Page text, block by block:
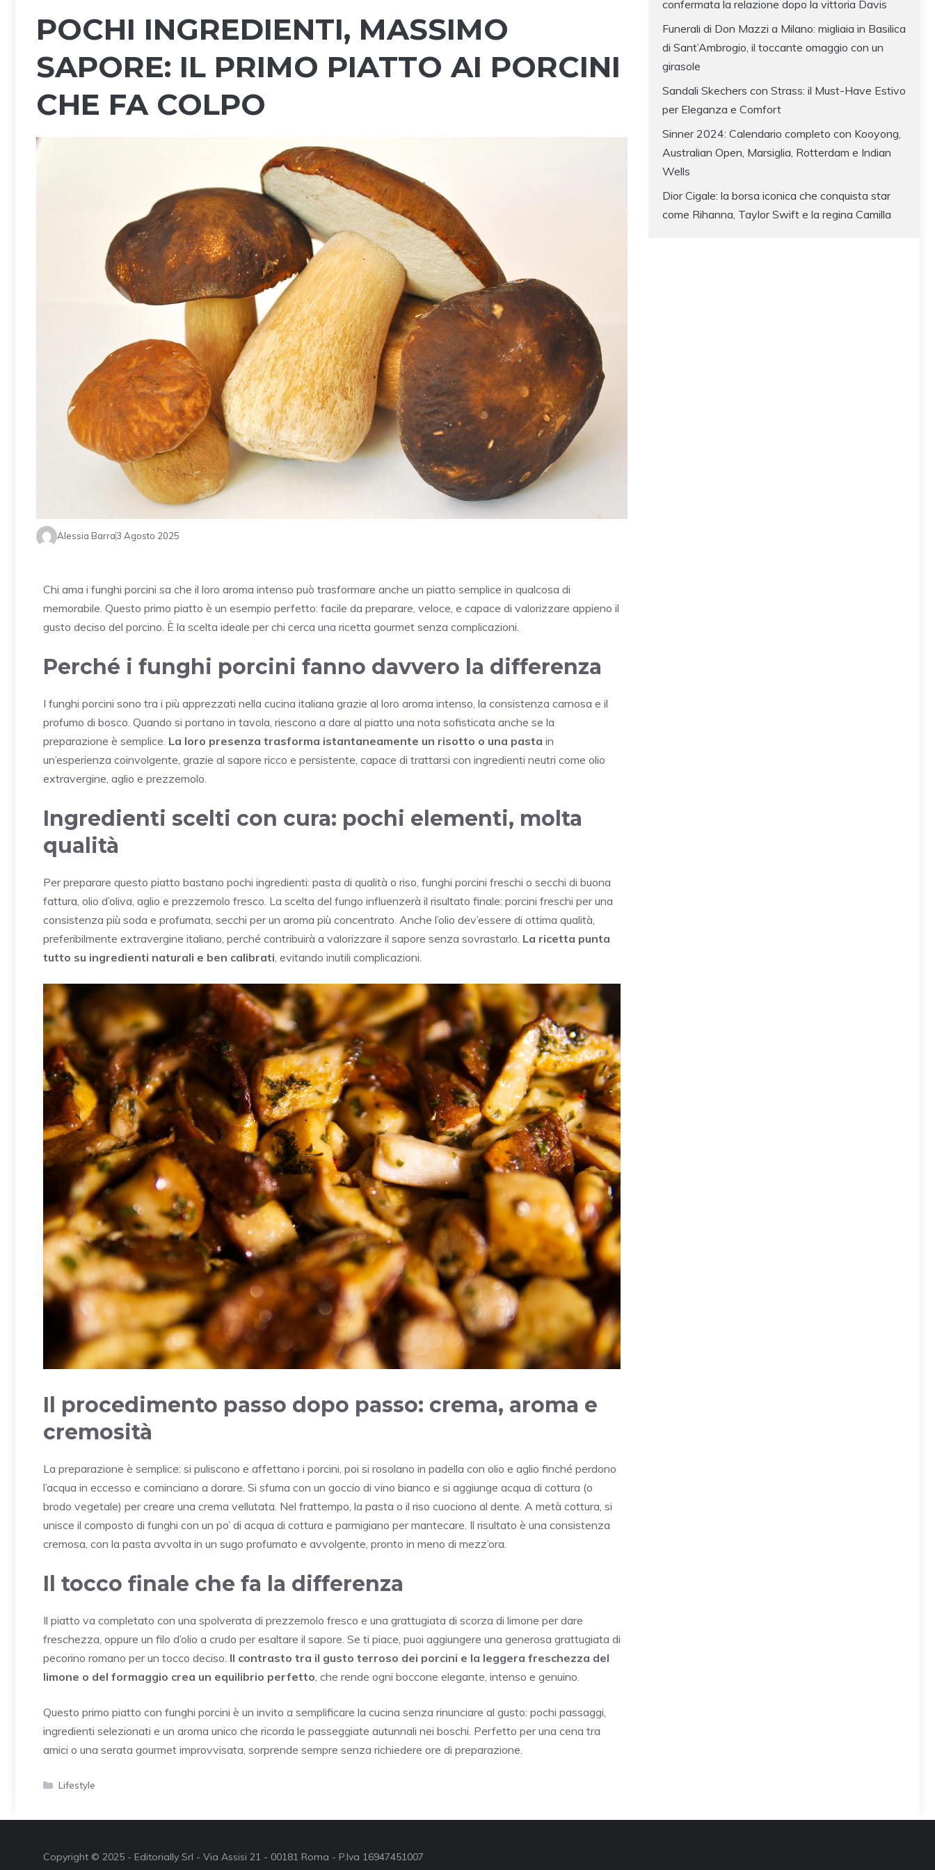
POCHI INGREDIENTI, MASSIMO
SAPORE: IL PRIMO PIATTO AI PORCINI
CHE FA COLPO
Alessia Barra3 Agosto 2025
Chi ama i funghi porcini sa che il loro aroma intenso può trasformare anche un piatto semplice in qualcosa di
memorabile. Questo primo piatto è un esempio perfetto: facile da preparare, veloce, e capace di valorizzare appieno il
gusto deciso del porcino. È la scelta ideale per chi cerca una ricetta gourmet senza complicazioni.
Perché i funghi porcini fanno davvero la differenza
I funghi porcini sono tra i più apprezzati nella cucina italiana grazie al loro aroma intenso, la consistenza carnosa e il
profumo di bosco. Quando si portano in tavola, riescono a dare al piatto una nota sofisticata anche se la
preparazione è semplice. La loro presenza trasforma istantaneamente un risotto o una pasta in
un’esperienza coinvolgente, grazie al sapore ricco e persistente, capace di trattarsi con ingredienti neutri come olio
extravergine, aglio e prezzemolo.
Ingredienti scelti con cura: pochi elementi, molta
qualità
Per preparare questo piatto bastano pochi ingredienti: pasta di qualità o riso, funghi porcini freschi o secchi di buona
fattura, olio d’oliva, aglio e prezzemolo fresco. La scelta del fungo influenzerà il risultato finale: porcini freschi per una
consistenza più soda e profumata, secchi per un aroma più concentrato. Anche l’olio dev’essere di ottima qualità,
preferibilmente extravergine italiano, perché contribuirà a valorizzare il sapore senza sovrastarlo. La ricetta punta
tutto su ingredienti naturali e ben calibrati , evitando inutili complicazioni.
Il procedimento passo dopo passo: crema, aroma e
cremosità
La preparazione è semplice: si puliscono e affettano i porcini, poi si rosolano in padella con olio e aglio finché perdono
l’acqua in eccesso e cominciano a dorare. Si sfuma con un goccio di vino bianco e si aggiunge acqua di cottura (o
brodo vegetale) per creare una crema vellutata. Nel frattempo, la pasta o il riso cuociono al dente. A metà cottura, si
unisce il composto di funghi con un po’ di acqua di cottura e parmigiano per mantecare. Il risultato è una consistenza
cremosa, con la pasta avvolta in un sugo profumato e avvolgente, pronto in meno di mezz’ora.
Il tocco finale che fa la differenza
Il piatto va completato con una spolverata di prezzemolo fresco e una grattugiata di scorza di limone per dare
freschezza, oppure un filo d’olio a crudo per esaltare il sapore. Se ti piace, puoi aggiungere una generosa grattugiata di
pecorino romano per un tocco deciso. Il contrasto tra il gusto terroso dei porcini e la leggera freschezza del
limone o del formaggio crea un equilibrio perfetto , che rende ogni boccone elegante, intenso e genuino.
Questo primo piatto con funghi porcini è un invito a semplificare la cucina senza rinunciare al gusto: pochi passaggi,
ingredienti selezionati e un aroma unico che ricorda le passeggiate autunnali nei boschi. Perfetto per una cena tra
amici o una serata gourmet improvvisata, sorprende sempre senza richiedere ore di preparazione.
Categorie
Lifestyle
confermata la relazione dopo la vittoria Davis
Funerali di Don Mazzi a Milano: migliaia in Basilica
di Sant’Ambrogio, il toccante omaggio con un
girasole
Sandali Skechers con Strass: il Must-Have Estivo
per Eleganza e Comfort
Sinner 2024: Calendario completo con Kooyong,
Australian Open, Marsiglia, Rotterdam e Indian
Wells
Dior Cigale: la borsa iconica che conquista star
come Rihanna, Taylor Swift e la regina Camilla
Copyright © 2025 - Editorially Srl - Via Assisi 21 - 00181 Roma - P.Iva 16947451007